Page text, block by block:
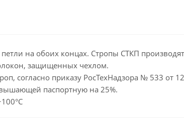
на обоих концах. Стропы СТКП
защищенных чехлом.
согласно приказу РосТехНадзора № 533 от
паспортную на 25%.